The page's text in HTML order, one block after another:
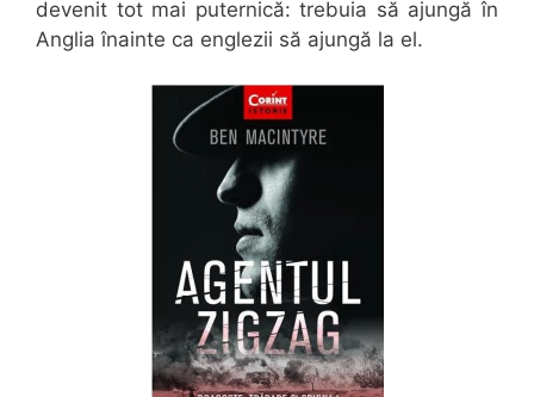
devenit tot mai puternică: trebuia să ajungă în
Anglia înainte ca englezii să ajungă la el.